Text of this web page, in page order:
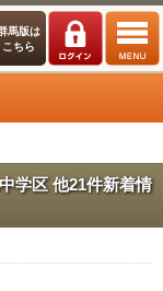
馬版は
こちら
学区 他21件新着情